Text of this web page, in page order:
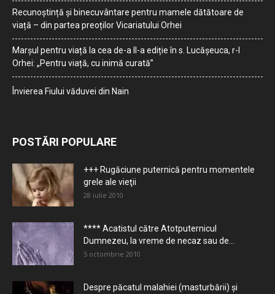
Recunoștință și binecuvântare pentru mamele dătătoare de
viață – din partea preoților Vicariatului Orhei
Marșul pentru viață la cea de-a II-a ediție în s. Lucășeuca, r-l
Orhei: „Pentru viață, cu inimă curată”
Învierea Fiului văduvei din Nain
POSTĂRI POPULARE
+++ Rugăciune puternică pentru momentele
grele ale vieţii
28 iulie 2010
**** Acatistul către Atotputernicul
Dumnezeu, la vreme de necaz sau de...
5 octombrie 2010
Despre păcatul malahiei (masturbării) şi